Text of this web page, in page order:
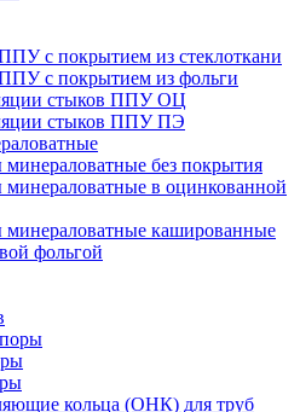
с покрытием из стеклоткани
с покрытием из фольги
стыков ППУ ОЦ
стыков ППУ ПЭ
без покрытия
в оцинкованной
кашированные
фольгой
кольца (ОНК) для труб